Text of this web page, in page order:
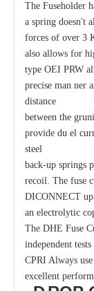
The Fuseholder
a spring doesn't
forces of over 3
also allows for
type OEI PRW
precise man ner
distance
between the
provide du el
steel
back-up springs
recoil. The fuse
DICONNECT
an electrolytic
The DHE Fuse
independent
CPRI Always
excellent